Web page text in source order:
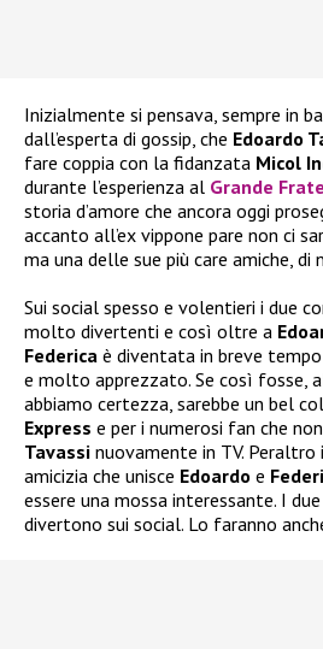
Inizialmente si pensava, sempre in
dall’esperta di gossip, che Edoardo
fare coppia con la fidanzata Micol
durante l’esperienza al Grande
storia d’amore che ancora oggi
accanto all’ex vippone pare non ci
ma una delle sue più care amiche, di
Sui social spesso e volentieri i due
molto divertenti e così oltre a
Federica è diventata in breve
e molto apprezzato. Se così fosse,
abbiamo certezza, sarebbe un bel
Express e per i numerosi fan che
Tavassi nuovamente in TV.
amicizia che unisce Edoardo e
essere una mossa interessante. I
divertono sui social. Lo faranno